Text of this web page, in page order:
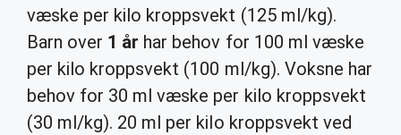
væske per kilo kroppsvekt (125 ml/kg).
Barn over 1 år har behov for 100 ml væske
per kilo kroppsvekt (100 ml/kg). Voksne har
behov for 30 ml væske per kilo kroppsvekt
(30 ml/kg). 20 ml per kilo kroppsvekt ved